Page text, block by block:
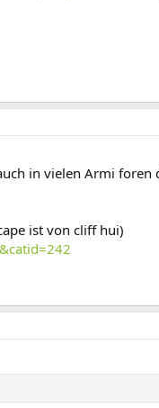
in vielen Armi
ist von cliff hui)